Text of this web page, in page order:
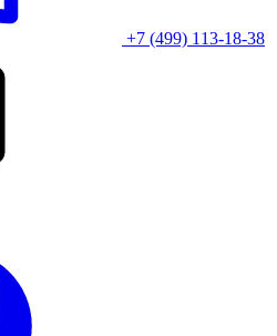
+7 (499) 113-18-38